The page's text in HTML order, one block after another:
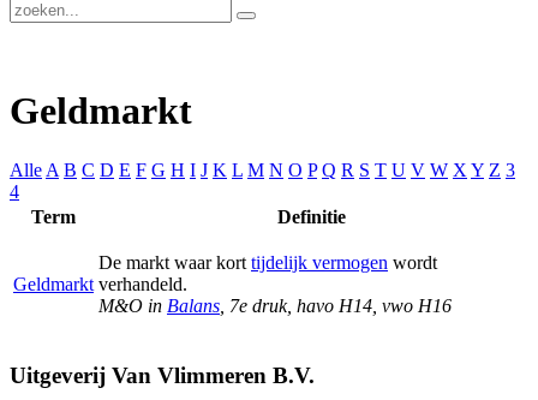
Geldmarkt
Alle A B C D E F G H I J K L M N O P Q R S T U V W X Y Z 3
4
Term
Definitie
Geldmarkt
De markt waar kort tijdelijk vermogen wordt
verhandeld.
M&O in Balans , 7e druk, havo H14, vwo H16
Uitgeverij Van Vlimmeren B.V.